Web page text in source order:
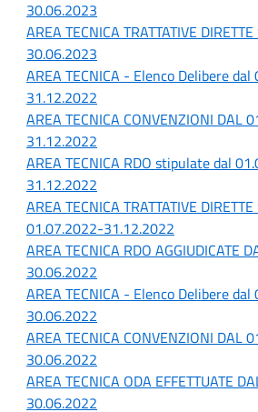
30.06.2023
AREA TECNICA TRATTATIVE
30.06.2023
AREA TECNICA - Elenco Delibere
31.12.2022
AREA TECNICA CONVENZIONI DAL
31.12.2022
AREA TECNICA RDO stipulate dal
31.12.2022
AREA TECNICA TRATTATIVE
01.07.2022-31.12.2022
AREA TECNICA RDO AGGIUDICATE
30.06.2022
AREA TECNICA - Elenco Delibere
30.06.2022
AREA TECNICA CONVENZIONI DAL
30.06.2022
AREA TECNICA ODA EFFETTUATE
30.06.2022